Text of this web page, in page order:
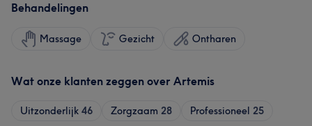
Behandelingen
Massage Gezicht Ontharen
Wat onze klanten zeggen over Artemis
Uitzonderlijk 46 Zorgzaam 28 Professioneel 25